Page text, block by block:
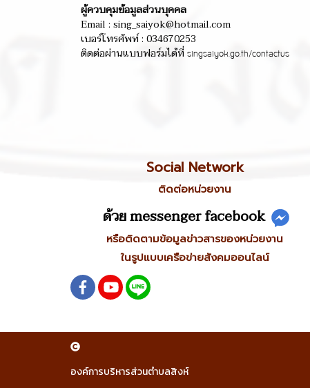
ผู้ควบคุมข้อมูลส่วนบุคคล
Email : sing_saiyok@hotmail.com
เบอร์โทรศัพท์ : 034670253
ติดต่อผ่านแบบฟอร์มได้ที่ singsaiyok.go.th/contactus
Social Network
ติดต่อหน่วยงาน
ด้วย messenger facebook
หรือติดตามข้อมูลข่าวสารของหน่วยงาน
ในรูปแบบเครือข่ายสังคมออนไลน์
องค์การบริหารส่วนตำบลสิงห์